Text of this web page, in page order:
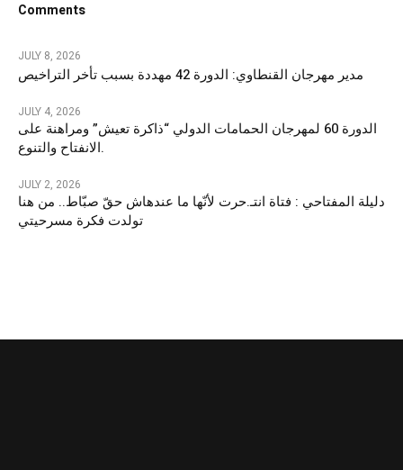
Comments
JULY 8, 2026
مدير مهرجان القنطاوي: الدورة 42 مهددة بسبب تأخر التراخيص
JULY 4, 2026
الدورة 60 لمهرجان الحمامات الدولي “ذاكرة تعيش” ومراهنة على
الانفتاح والتنوع.
JULY 2, 2026
دليلة المفتاحي : فتاة انتـ.حرت لأنّها ما عندهاش حقّ صبّاط.. من هنا
تولدت فكرة مسرحيتي